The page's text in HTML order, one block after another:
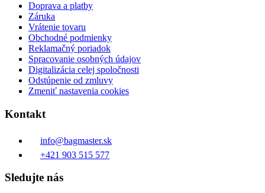
Doprava a platby
Záruka
Vrátenie tovaru
Obchodné podmienky
Reklamačný poriadok
Spracovanie osobných údajov
Digitalizácia celej spoločnosti
Odstúpenie od zmluvy
Zmeniť nastavenia cookies
Kontakt
info@bagmaster.sk
+421 903 515 577
Sledujte nás